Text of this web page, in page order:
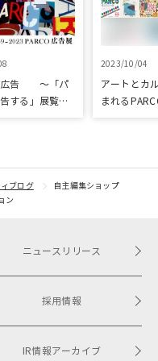
広告 ～「パ
する」展覧会
2023/10/04
アートとカ
まれる
ブログ
自主編集ショップ
ン
ニュースリリース
採用情報
IR情報アーカイブ